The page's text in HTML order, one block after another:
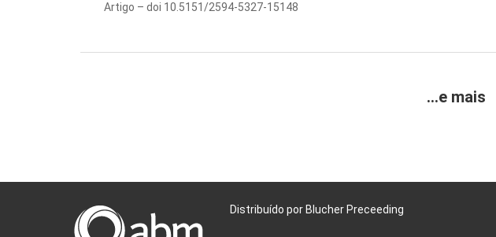
Artigo – doi 10.5151/2594-5327-15148
...e mais
Distribuído por Blucher Preceeding